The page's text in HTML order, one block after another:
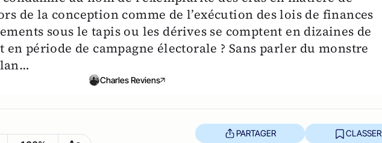
de la conception comme de l’exécution des lois de finances
sous le tapis ou les dérives se comptent en dizaines de
période de campagne électorale ? Sans parler du monstre
Charles Reviens
PARTAGER CLASSER